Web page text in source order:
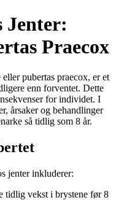
Jenter:
Praecox
pubertas praecox, er et
enn forventet. Dette
for individet. I
årsaker og behandlinger
så tidlig som 8 år.
jenter inkluderer:
tidlig vekst i brystene før 8